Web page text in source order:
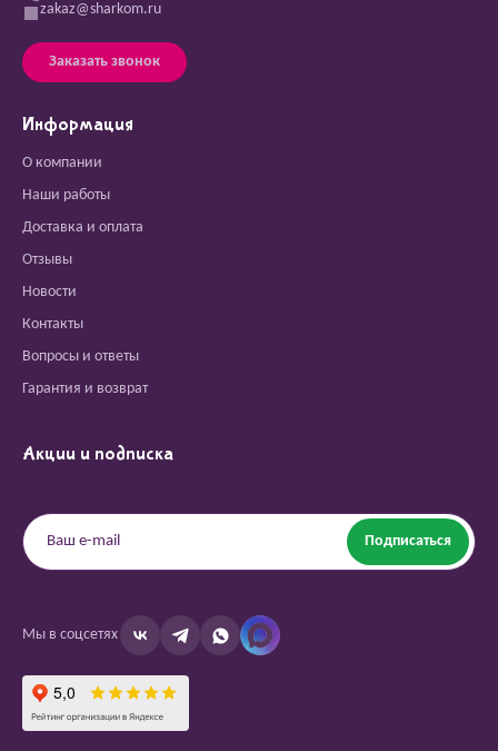
zakaz@sharkom.ru
Заказать звонок
Информация
О компании
Наши работы
Доставка и оплата
Отзывы
Новости
Контакты
Вопросы и ответы
Гарантия и возврат
Акции и подписка
Подписаться
Мы в соцсетях